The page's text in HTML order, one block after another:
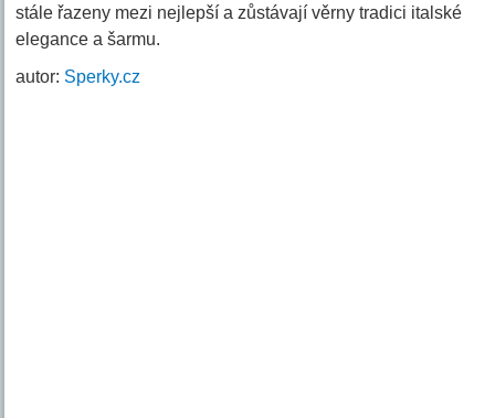
stále řazeny mezi nejlepší a zůstávají věrny tradici italské
elegance a šarmu.
autor: Sperky.cz